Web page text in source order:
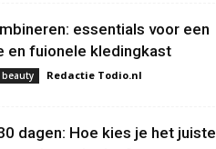
essentials voor een
en fuionele kledingkast
beauty Redactie Todio.nl
dagen: Hoe kies je het juiste